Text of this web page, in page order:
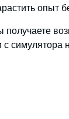
опыт
симулятора